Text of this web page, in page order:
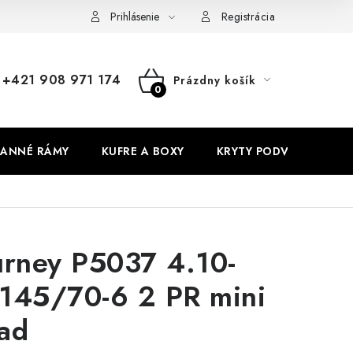
Prihlásenie Registrácia
+421 908 971 174
NÁKUPNÝ
Prázdny košík
RÁMY KUFRE A BOXY KRYTY PODVOZKU
P5037 4.10-
70-6 2 PR mini